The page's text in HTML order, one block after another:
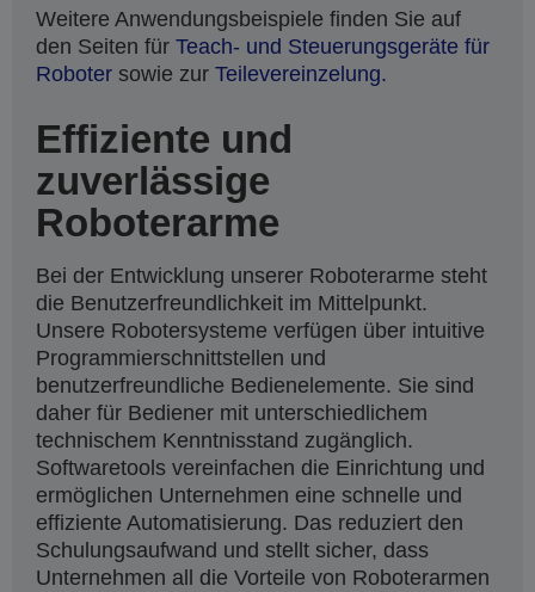
Weitere Anwendungsbeispiele finden Sie auf
den Seiten für Teach- und Steuerungsgeräte für
Roboter sowie zur Teilevereinzelung.
Effiziente und
zuverlässige
Roboterarme
Bei der Entwicklung unserer Roboterarme steht
die Benutzerfreundlichkeit im Mittelpunkt.
Unsere Robotersysteme verfügen über intuitive
Programmierschnittstellen und
benutzerfreundliche Bedienelemente. Sie sind
daher für Bediener mit unterschiedlichem
technischem Kenntnisstand zugänglich.
Softwaretools vereinfachen die Einrichtung und
ermöglichen Unternehmen eine schnelle und
effiziente Automatisierung. Das reduziert den
Schulungsaufwand und stellt sicher, dass
Unternehmen all die Vorteile von Roboterarmen